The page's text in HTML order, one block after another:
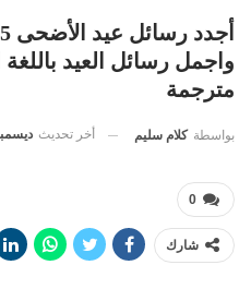
واجمل رسائل العيد باللغة
مترجمة
بواسطة كلام سليم أخر تحديث ديسمبر 14,
0
شارك